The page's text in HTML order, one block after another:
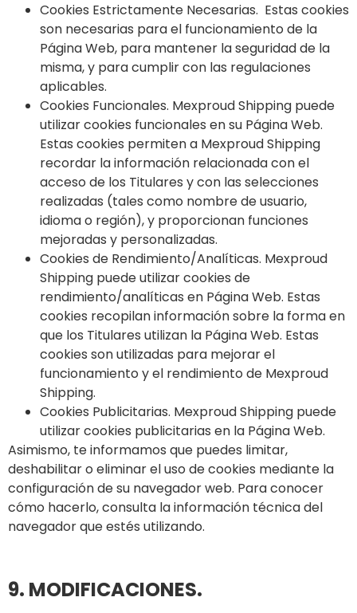
Cookies Estrictamente Necesarias. Estas cookies
son necesarias para el funcionamiento de la
Página Web, para mantener la seguridad de la
misma, y para cumplir con las regulaciones
aplicables.
Cookies Funcionales. Mexproud Shipping puede
utilizar cookies funcionales en su Página Web.
Estas cookies permiten a Mexproud Shipping
recordar la información relacionada con el
acceso de los Titulares y con las selecciones
realizadas (tales como nombre de usuario,
idioma o región), y proporcionan funciones
mejoradas y personalizadas.
Cookies de Rendimiento/Analíticas. Mexproud
Shipping puede utilizar cookies de
rendimiento/analíticas en Página Web. Estas
cookies recopilan información sobre la forma en
que los Titulares utilizan la Página Web. Estas
cookies son utilizadas para mejorar el
funcionamiento y el rendimiento de Mexproud
Shipping.
Cookies Publicitarias. Mexproud Shipping puede
utilizar cookies publicitarias en la Página Web.
Asimismo, te informamos que puedes limitar,
deshabilitar o eliminar el uso de cookies mediante la
configuración de su navegador web. Para conocer
cómo hacerlo, consulta la información técnica del
navegador que estés utilizando.
9. MODIFICACIONES.